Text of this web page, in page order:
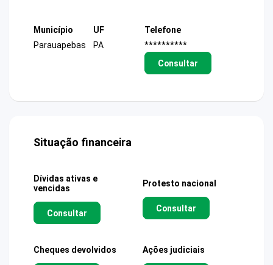
Município
Parauapebas
UF
PA
Telefone
**********
Consultar
Situação financeira
Dívidas ativas e
vencidas
Consultar
Protesto nacional
Consultar
Cheques devolvidos Ações judiciais